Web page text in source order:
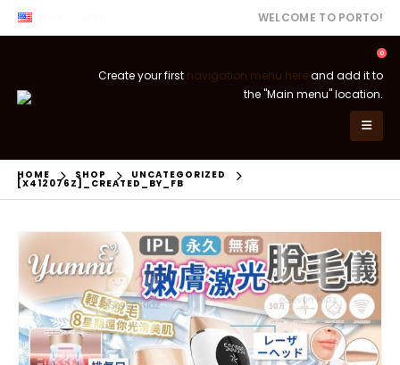
WELCOME TO PORTO!
0
Create your first navigation menu hereand add it to
the "Main menu" location.
HOME SHOP UNCATEGORIZED
[X412076Z]_CREATED_BY_FB